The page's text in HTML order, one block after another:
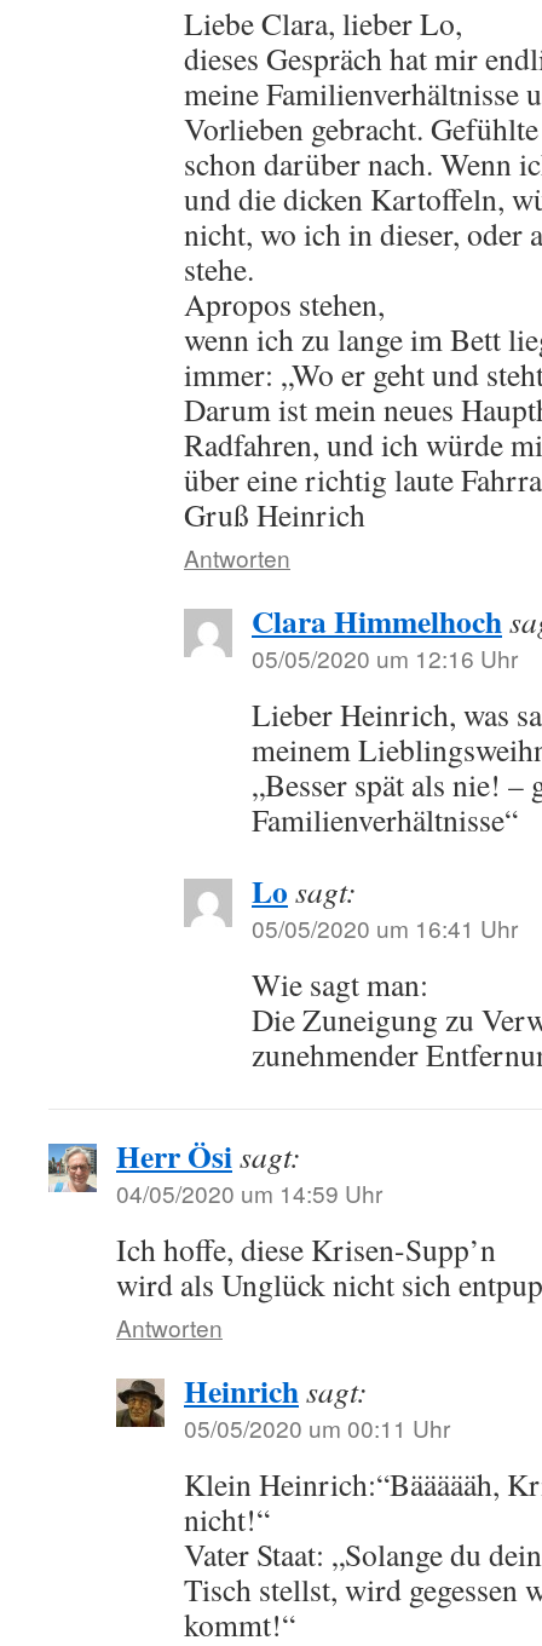
Liebe Clara, lieber Lo,
dieses Gespräch hat mir
meine Familienverhältnisse
Vorlieben gebracht.
schon darüber nach. Wenn
und die dicken Kartoffeln,
nicht, wo ich in dieser, oder
stehe.
Apropos stehen,
wenn ich zu lange im Bett
immer: „Wo er geht und
Darum ist mein neues
Radfahren, und ich würde
über eine richtig laute
Gruß Heinrich
Antworten
Clara Himmelhoch
05/05/2020 um 12:16 Uhr
Lieber Heinrich, was
meinem
„Besser spät als nie! –
Familienverhältnisse“
Lo sagt:
05/05/2020 um 16:41 Uhr
Wie sagt man:
Die Zuneigung zu
zunehmender
Herr Ösisagt:
04/05/2020 um 14:59 Uhr
Ich hoffe, diese Krisen-Supp’n
wird als Unglück nicht sich
Antworten
Heinrichsagt:
05/05/2020 um 00:11 Uhr
Klein Heinrich:“Bäääääh,
nicht!“
Vater Staat: „Solange du
Tisch stellst, wird gegessen
kommt!“